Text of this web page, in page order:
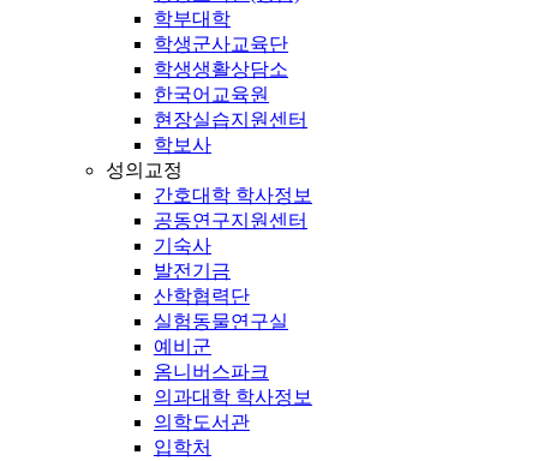
학부대학
학생군사교육단
학생생활상담소
한국어교육원
현장실습지원센터
학보사
성의교정
간호대학 학사정보
공동연구지원센터
기숙사
발전기금
산학협력단
실험동물연구실
예비군
옴니버스파크
의과대학 학사정보
의학도서관
입학처